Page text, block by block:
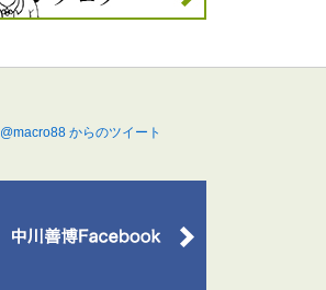
@macro88 からのツイート